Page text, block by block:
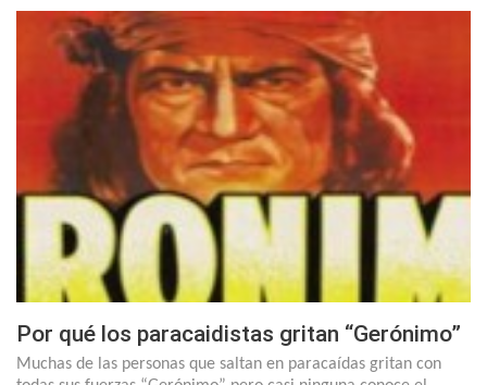
Por qué los paracaidistas gritan “Gerónimo”
Muchas de las personas que saltan en paracaídas gritan con